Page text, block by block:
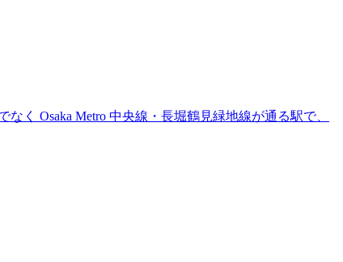
く Osaka Metro 中央線・長堀鶴見緑地線が通る駅で、